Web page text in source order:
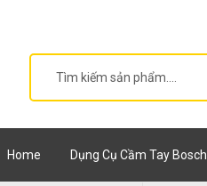
Home Dụng Cụ Cầm Tay Bosch